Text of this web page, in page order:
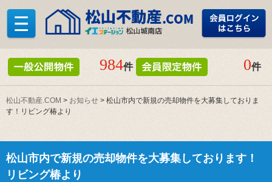
984件 0件
松山不動産.COM > お知らせ > 松山市内で新規の売却物件を大募集しておりま
す！リビング椿より
松山市内で新規の売却物件を大募集しております！
リビング椿より